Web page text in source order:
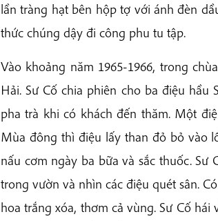
lần tràng hạt bên hộp tợ với ánh đèn
thức chúng dậy đi công phu tu tập.
Vào khoảng năm 1965-1966, trong
Hải. Sư Cố chia phiên cho ba điệu
pha trà khi có khách đến thăm. Một
Mùa đông thì điệu lấy than đỏ bỏ vào
nấu cơm ngày ba bữa và sắc thuốc.
trong vườn và nhìn các điệu quét sân.
hoa trắng xóa, thơm cả vùng. Sư Cố